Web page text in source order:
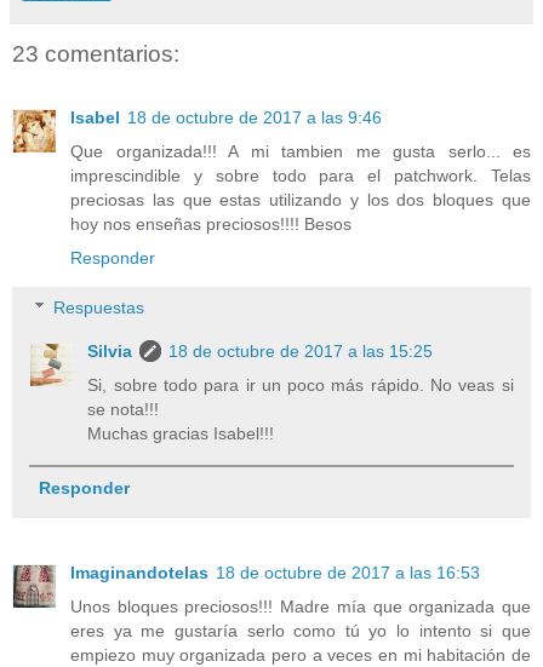
23 comentarios:
Isabel 18 de octubre de 2017 a las 9:46
Que organizada!!! A mi tambien me gusta serlo... es
imprescindible y sobre todo para el patchwork. Telas
preciosas las que estas utilizando y los dos bloques que
hoy nos enseñas preciosos!!!! Besos
Responder
Respuestas
Silvia
18 de octubre de 2017 a las 15:25
Si, sobre todo para ir un poco más rápido. No veas si
se nota!!!
Muchas gracias Isabel!!!
Responder
Imaginandotelas 18 de octubre de 2017 a las 16:53
Unos bloques preciosos!!! Madre mía que organizada que
eres ya me gustaría serlo como tú yo lo intento si que
empiezo muy organizada pero a veces en mi habitación de